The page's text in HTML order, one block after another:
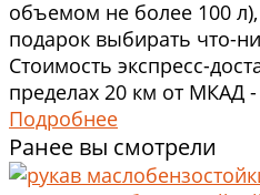
объемом не более 100
подарок выбирать что-
Стоимость экспресс-
пределах 20 км от МКАД
Подробнее
Ранее вы смотрели